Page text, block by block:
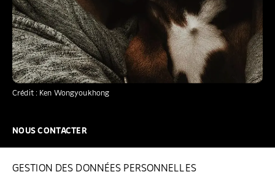
GESTION DES DONNÉES PERSONNELLES
Crédit : Ken Wongyoukhong
NOUS CONTACTER
FAQ